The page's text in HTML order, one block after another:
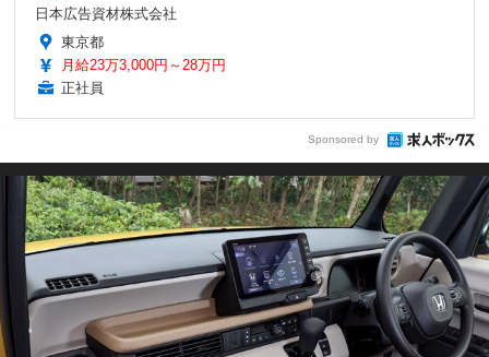
日本広告資材株式会社
東京都
月給23万3,000円～28万円
正社員
Sponsored by